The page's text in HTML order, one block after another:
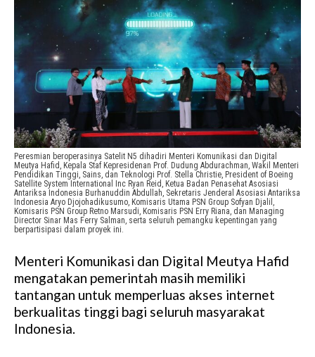
Peresmian beroperasinya Satelit N5 dihadiri Menteri Komunikasi dan Digital
Meutya Hafid, Kepala Staf Kepresidenan Prof. Dudung Abdurachman, Wakil Menteri
Pendidikan Tinggi, Sains, dan Teknologi Prof. Stella Christie, President of Boeing
Satellite System International Inc Ryan Reid, Ketua Badan Penasehat Asosiasi
Antariksa Indonesia Burhanuddin Abdullah, Sekretaris Jenderal Asosiasi Antariksa
Indonesia Aryo Djojohadikusumo, Komisaris Utama PSN Group Sofyan Djalil,
Komisaris PSN Group Retno Marsudi, Komisaris PSN Erry Riana, dan Managing
Director Sinar Mas Ferry Salman, serta seluruh pemangku kepentingan yang
berpartisipasi dalam proyek ini.
Menteri Komunikasi dan Digital Meutya Hafid
mengatakan pemerintah masih memiliki
tantangan untuk memperluas akses internet
berkualitas tinggi bagi seluruh masyarakat
Indonesia.